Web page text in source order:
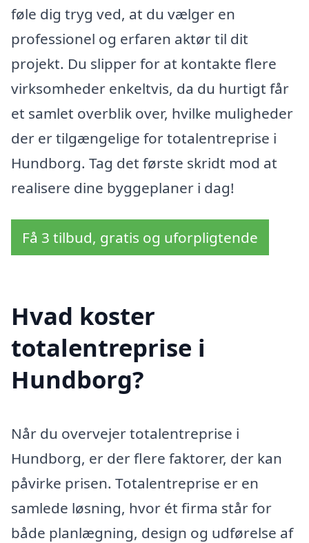
føle dig tryg ved, at du vælger en
professionel og erfaren aktør til dit
projekt. Du slipper for at kontakte flere
virksomheder enkeltvis, da du hurtigt får
et samlet overblik over, hvilke muligheder
der er tilgængelige for totalentreprise i
Hundborg. Tag det første skridt mod at
realisere dine byggeplaner i dag!
Få 3 tilbud, gratis og uforpligtende
Hvad koster
totalentreprise i
Hundborg?
Når du overvejer totalentreprise i
Hundborg, er der flere faktorer, der kan
påvirke prisen. Totalentreprise er en
samlede løsning, hvor ét firma står for
både planlægning, design og udførelse af